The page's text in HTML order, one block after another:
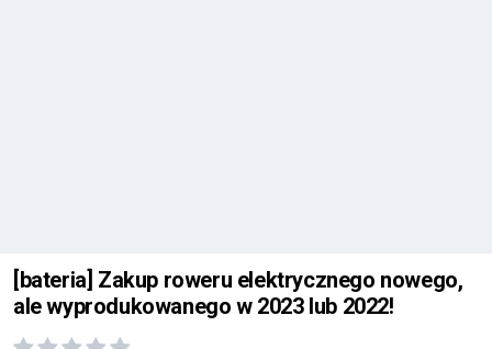
[bateria] Zakup roweru elektrycznego nowego,
ale wyprodukowanego w 2023 lub 2022!